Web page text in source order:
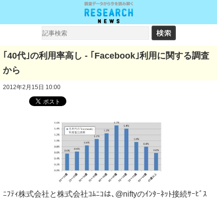
｢40代｣の利用率高し - ｢Facebook｣利用に関する調査
から
2012年2月15日 10:00
ﾆﾌﾃｨ株式会社と株式会社ｺﾑﾆｺは､@niftyのｲﾝﾀｰﾈｯﾄ接続ｻｰﾋﾞｽ